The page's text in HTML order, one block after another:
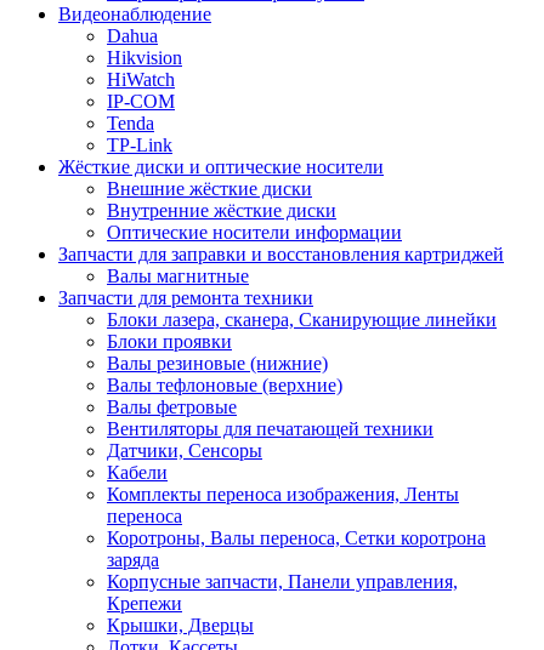
Видеонаблюдение
Dahua
Hikvision
HiWatch
IP-COM
Tenda
TP-Link
Жёсткие диски и оптические носители
Внешние жёсткие диски
Внутренние жёсткие диски
Оптические носители информации
Запчасти для заправки и восстановления картриджей
Валы магнитные
Запчасти для ремонта техники
Блоки лазера, сканера, Сканирующие линейки
Блоки проявки
Валы резиновые (нижние)
Валы тефлоновые (верхние)
Валы фетровые
Вентиляторы для печатающей техники
Датчики, Сенсоры
Кабели
Комплекты переноса изображения, Ленты
переноса
Коротроны, Валы переноса, Сетки коротрона
заряда
Корпусные запчасти, Панели управления,
Крепежи
Крышки, Дверцы